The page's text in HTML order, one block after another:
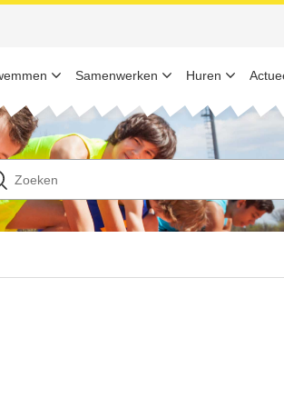
Samenwerken Huren